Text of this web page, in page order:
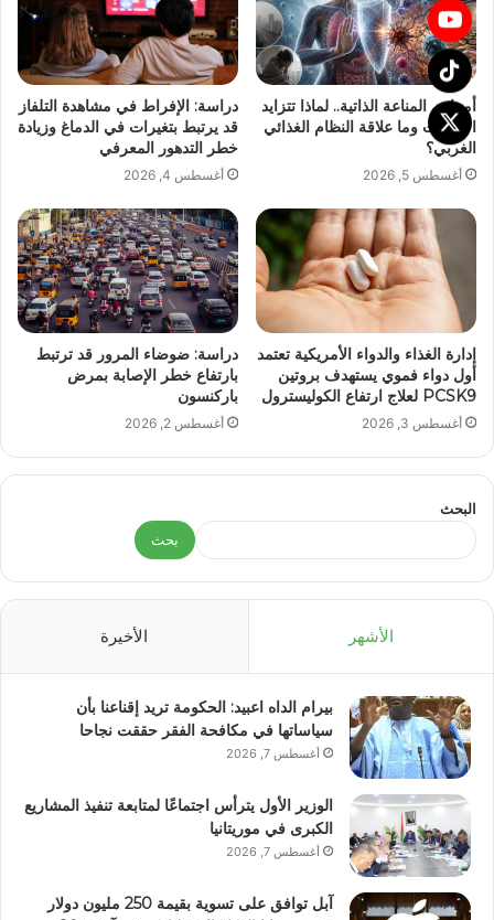
أمراض المناعة الذاتية.. لماذا تتزايد
الإصابات وما علاقة النظام الغذائي
الغربي؟
أغسطس 5, 2026
دراسة: الإفراط في مشاهدة التلفاز
قد يرتبط بتغيرات في الدماغ وزيادة
خطر التدهور المعرفي
أغسطس 4, 2026
إدارة الغذاء والدواء الأمريكية تعتمد
أول دواء فموي يستهدف بروتين
PCSK9 لعلاج ارتفاع الكوليسترول
أغسطس 3, 2026
دراسة: ضوضاء المرور قد ترتبط
بارتفاع خطر الإصابة بمرض
باركنسون
أغسطس 2, 2026
البحث
بحث
الأشهر الأخيرة
بيرام الداه اعبيد: الحكومة تريد إقناعنا بأن
سياساتها في مكافحة الفقر حققت نجاحا
أغسطس 7, 2026
الوزير الأول يترأس اجتماعًا لمتابعة تنفيذ المشاريع
الكبرى في موريتانيا
أغسطس 7, 2026
آبل توافق على تسوية بقيمة 250 مليون دولار